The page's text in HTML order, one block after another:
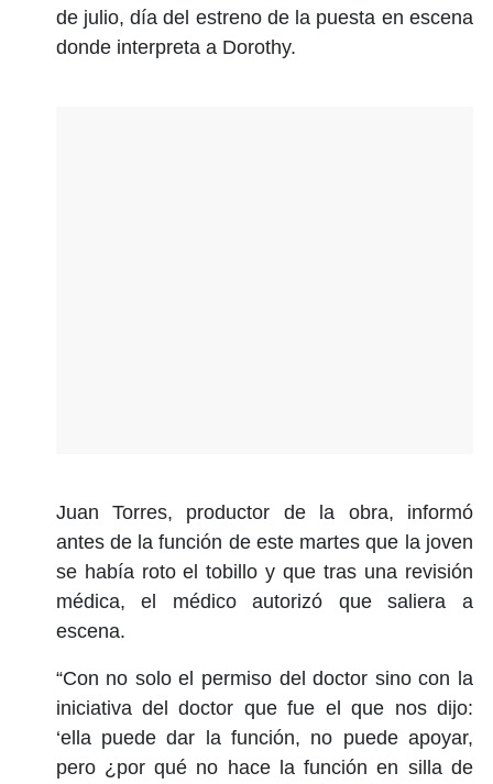
de julio, día del estreno de la puesta en escena
donde interpreta a Dorothy.
Juan Torres, productor de la obra, informó
antes de la función de este martes que la joven
se había roto el tobillo y que tras una revisión
médica, el médico autorizó que saliera a
escena.
“Con no solo el permiso del doctor sino con la
iniciativa del doctor que fue el que nos dijo:
‘ella puede dar la función, no puede apoyar,
pero ¿por qué no hace la función en silla de